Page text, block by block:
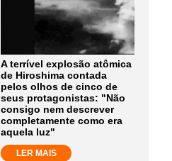
A terrível explosão atômica
de Hiroshima contada
pelos olhos de cinco de
seus protagonistas: "Não
consigo nem descrever
completamente como era
aquela luz"
LER MAIS